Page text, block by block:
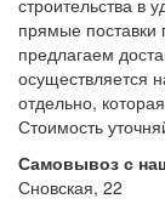
строительства в
прямые поставки
предлагаем
осуществляется
отдельно,
Стоимость
Самовывоз с
Сновская, 22